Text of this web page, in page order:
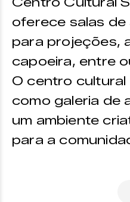
oferece salas de
para projeções,
capoeira, entre
O centro
como galeria de
um ambiente
para a